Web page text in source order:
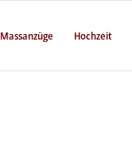
Massanzüge Hochzeit